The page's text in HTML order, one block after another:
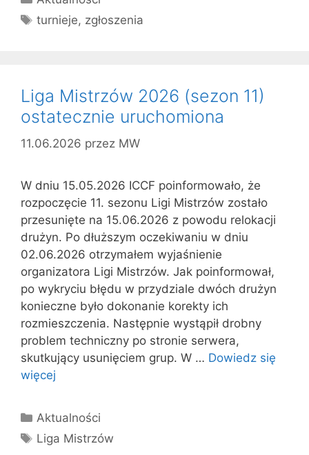
Tagi
turnieje, zgłoszenia
Liga Mistrzów 2026 (sezon 11)
ostatecznie uruchomiona
11.06.2026 przez MW
W dniu 15.05.2026 ICCF poinformowało, że
rozpoczęcie 11. sezonu Ligi Mistrzów zostało
przesunięte na 15.06.2026 z powodu relokacji
drużyn. Po dłuższym oczekiwaniu w dniu
02.06.2026 otrzymałem wyjaśnienie
organizatora Ligi Mistrzów. Jak poinformował,
po wykryciu błędu w przydziale dwóch drużyn
konieczne było dokonanie korekty ich
rozmieszczenia. Następnie wystąpił drobny
problem techniczny po stronie serwera,
skutkujący usunięciem grup. W … Dowiedz się
więcej
Kategorie
Aktualności
Tagi
Liga Mistrzów